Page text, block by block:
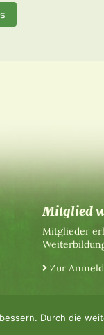
Mitglied
Mitglieder
Zur
Durch die